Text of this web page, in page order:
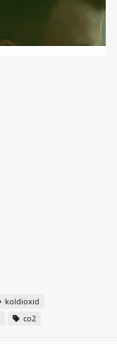
koldioxid
co2